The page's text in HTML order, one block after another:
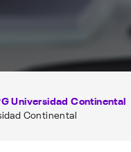
Universidad Continental
Continental